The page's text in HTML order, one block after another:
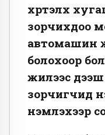
хүртэлх
зорчихдоо
автомашин
болохоор
жилээс
зорчигчид
үнэмлэхээр